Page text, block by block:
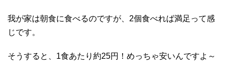
我が家は朝食に食べるのですが、2個食べれば満足って感
じです。
そうすると、1食あたり約25円！めっちゃ安いんですよ～